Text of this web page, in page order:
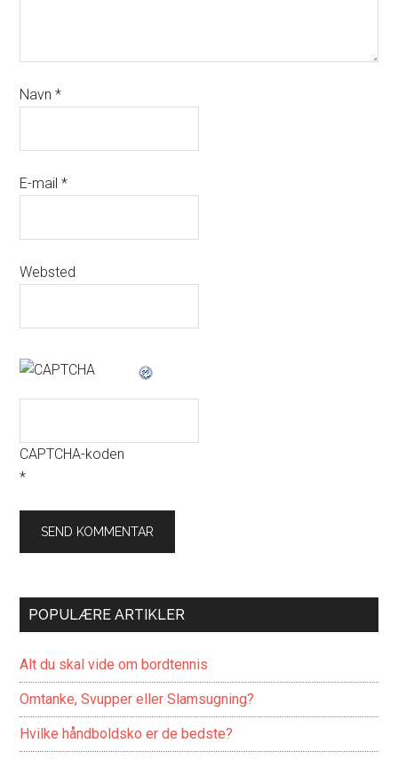
Navn*
E-mail*
Websted
CAPTCHA-koden
*
POPULÆRE ARTIKLER
Alt du skal vide om bordtennis
Omtanke, Svupper eller Slamsugning?
Hvilke håndboldsko er de bedste?